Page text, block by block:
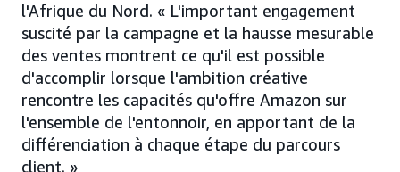
l'Afrique du Nord. « L'important engagement
suscité par la campagne et la hausse mesurable
des ventes montrent ce qu'il est possible
d'accomplir lorsque l'ambition créative
rencontre les capacités qu'offre Amazon sur
l'ensemble de l'entonnoir, en apportant de la
différenciation à chaque étape du parcours
client. »